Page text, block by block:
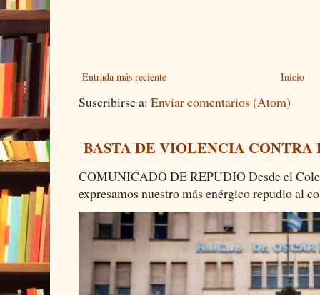
Entrada más reciente Inicio
Suscribirse a: Enviar comentarios (Atom)
BASTA DE VIOLENCIA
COMUNICADO DE REPUDIO Desde el
expresamos nuestro más enérgico repudio al